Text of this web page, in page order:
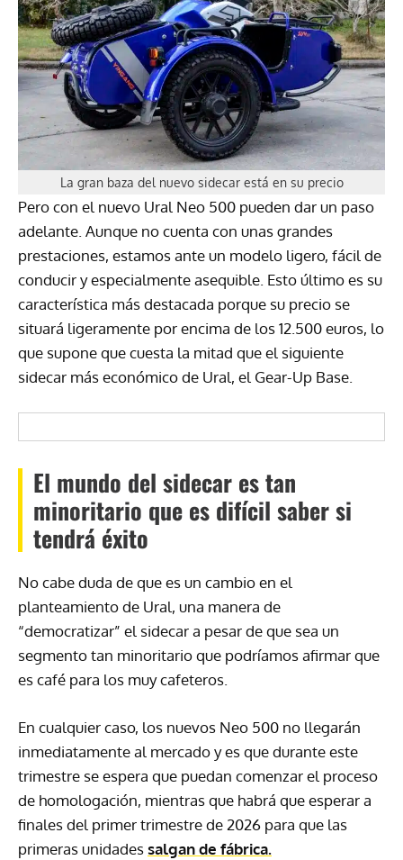
La gran baza del nuevo sidecar está en su precio
Pero con el nuevo Ural Neo 500 pueden dar un paso
adelante. Aunque no cuenta con unas grandes
prestaciones, estamos ante un modelo ligero, fácil de
conducir y especialmente asequible. Esto último es su
característica más destacada porque su precio se
situará ligeramente por encima de los 12.500 euros, lo
que supone que cuesta la mitad que el siguiente
sidecar más económico de Ural, el Gear-Up Base.
El mundo del sidecar es tan
minoritario que es difícil saber si
tendrá éxito
No cabe duda de que es un cambio en el
planteamiento de Ural, una manera de
“democratizar” el sidecar a pesar de que sea un
segmento tan minoritario que podríamos afirmar que
es café para los muy cafeteros.
En cualquier caso, los nuevos Neo 500 no llegarán
inmediatamente al mercado y es que durante este
trimestre se espera que puedan comenzar el proceso
de homologación, mientras que habrá que esperar a
finales del primer trimestre de 2026 para que las
primeras unidadessalgan de fábrica.